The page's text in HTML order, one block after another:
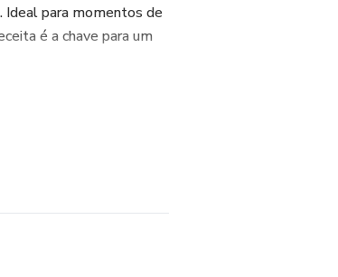
Ideal para momentos de
é a chave para um